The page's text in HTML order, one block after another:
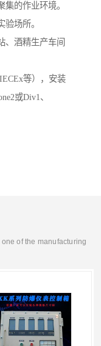
的作业环境。
场所。
、酒精生产车间
等），安装
或Div1、
of the manufacturing